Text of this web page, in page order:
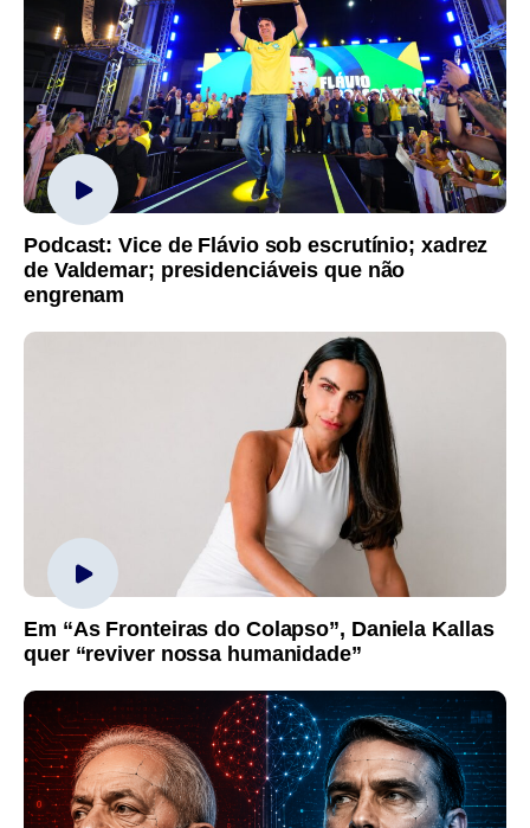
Podcast: Vice de Flávio sob escrutínio; xadrez
de Valdemar; presidenciáveis que não
engrenam
Em “As Fronteiras do Colapso”, Daniela Kallas
quer “reviver nossa humanidade”